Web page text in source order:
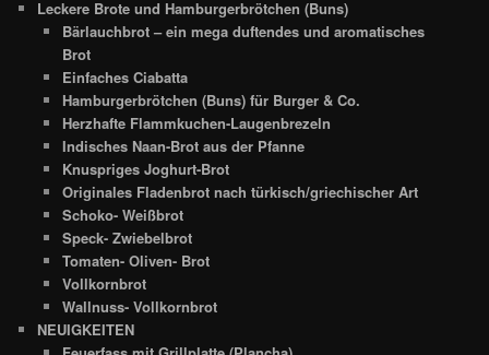
Leckere Brote und Hamburgerbrötchen (Buns)
Bärlauchbrot – ein mega duftendes und aromatisches
Brot
Einfaches Ciabatta
Hamburgerbrötchen (Buns) für Burger & Co.
Herzhafte Flammkuchen-Laugenbrezeln
Indisches Naan-Brot aus der Pfanne
Knuspriges Joghurt-Brot
Originales Fladenbrot nach türkisch/griechischer Art
Schoko- Weißbrot
Speck- Zwiebelbrot
Tomaten- Oliven- Brot
Vollkornbrot
Wallnuss- Vollkornbrot
NEUIGKEITEN